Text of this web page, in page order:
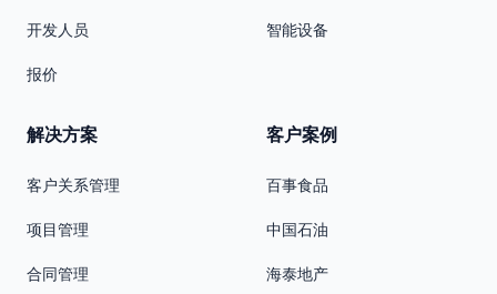
开发人员
报价
智能设备
解决方案
客户关系管理
项目管理
合同管理
客户案例
百事食品
中国石油
海泰地产